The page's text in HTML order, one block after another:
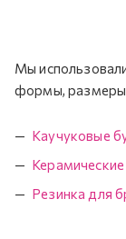
Мы
формы, размеры
Каучуковые
Резинка для